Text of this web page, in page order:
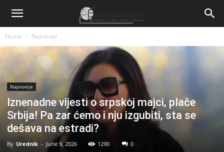
Home Najnovije
Najnovije
Iznenadne vijesti o srpskoj majci, pIače
Srbija! Pa zar ćemo i nju izgubiti, sta se
dešava na estradi?
By Urednik - June 9, 2026 1290 0